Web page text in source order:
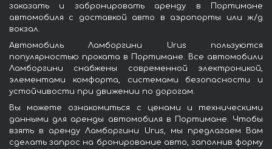
заказать и забронировать аренду в Портимане
автомобиля с доставкой авто в аэропорты или ж/д
вокзал.
Автомобиль Ламборгини Urus пользуются
популярностью проката в Портимане. Все автомобили
Ламборгини снабжены современной электроникой,
элементами комфорта, системами безопасности и
устойчивости при движении по дорогам.
Вы можете ознакомиться с ценами и техническими
данными для аренды автомобиля в Портимане. Чтобы
взять в аренду Ламборгини Urus, мы предлагаем Вам
сделать запрос на бронирование авто, заполнив форму